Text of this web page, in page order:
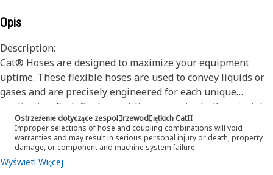
Opis
Description:
Cat® Hoses are designed to maximize your equipment
uptime. These flexible hoses are used to convey liquids or
gases and are precisely engineered for each unique
application. Each Cat hose utilizes superior bulk materials
and processes, fabricated specifically to withstand the
application’s pressure and flow requirements which will
ensure long life and proper machine functionality.
Engineered with a specific application in mind, every Cat
Ostrzeżenie dotyczące zespoł󷠰rzewod󷠧iętkich CatΠ
Improper selections of hose and coupling combinations will void
warranties and may result in serious personal injury or death, property
damage, or component and machine system failure.
Wyświetl Więcej